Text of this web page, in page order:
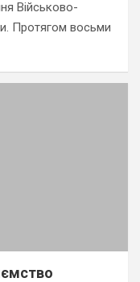
Військово-
Протягом восьми